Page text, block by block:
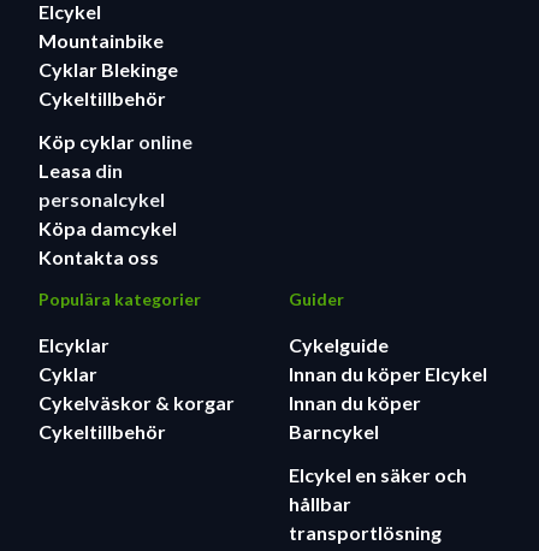
Elcykel
Mountainbike
Cyklar Blekinge
Cykeltillbehör
Köp cyklar online
Leasa din
personalcykel
Köpa damcykel
Kontakta oss
Populära kategorier
Elcyklar
Cyklar
Cykelväskor & korgar
Cykeltillbehör
Guider
Cykelguide
Innan du köper Elcykel
Innan du köper
Barncykel
Elcykel en säker och
hållbar
transportlösning